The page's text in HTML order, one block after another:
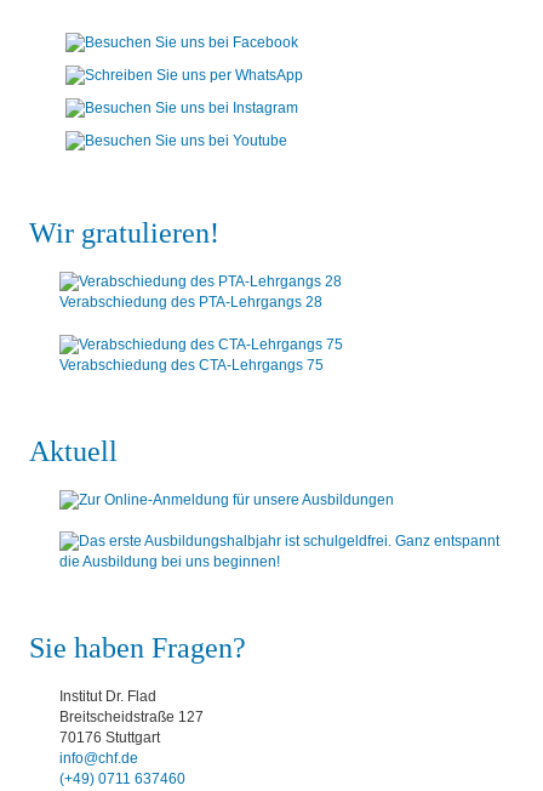
Wir gratulieren!
Verabschiedung des PTA-Lehrgangs 28
Verabschiedung des CTA-Lehrgangs 75
Aktuell
Sie haben Fragen?
Institut Dr. Flad
Breitscheidstraße 127
70176 Stuttgart
info@chf.de
(+49) 0711 637460